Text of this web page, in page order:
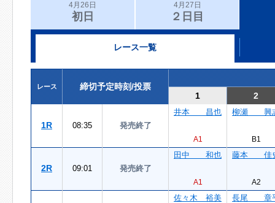
4月26日
初日
4月27日
２日目
レース一覧
レース
締切予定時刻/投票
1
2
1R 08:35 発売終了
井本 昌也
A1
柳瀬 興
B1
2R 09:01 発売終了
田中 和也
A1
藤本 佳
A2
佐々木 裕美 長尾 章